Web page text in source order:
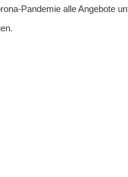
Pandemie alle Angebote